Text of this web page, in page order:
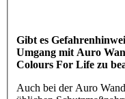
Gibt es
Umgang mit Auro
Colours For Life zu
Auch bei der Auro